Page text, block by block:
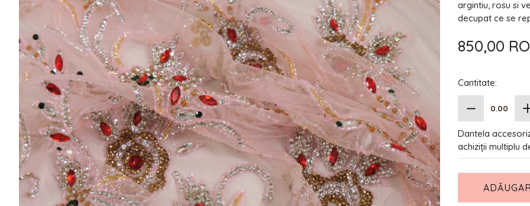
argintiu, rosu si
decupat ce se
850,00
Cantitate:
Dantela
achiziții multiplu